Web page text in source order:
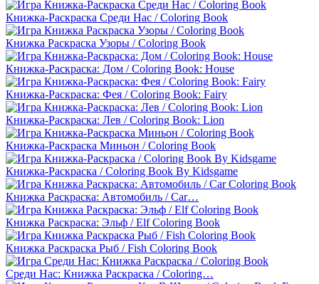
Книжка-Раскраска Среди Нас / Coloring Book
Книжка Раскраска Узоры / Coloring Book
Книжка-Раскраска: Дом / Coloring Book: House
Книжка-Раскраска: Фея / Coloring Book: Fairy
Книжка-Раскраска: Лев / Coloring Book: Lion
Книжка-Раскраска Миньон / Coloring Book
Книжка-Раскраска / Coloring Book By Kidsgame
Книжка Раскраска: Автомобиль / Car…
Книжка Раскраска: Эльф / Elf Coloring Book
Книжка Раскраска Рыб / Fish Coloring Book
Среди Нас: Книжка Раскраска / Coloring…